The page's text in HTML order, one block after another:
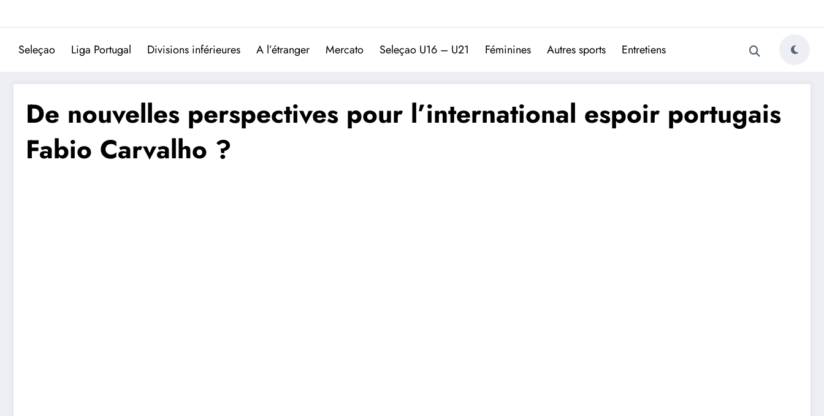
Trivela
L'actualité du football portugais
Seleçao Liga Portugal Divisions inférieures A l’étranger Mercato Seleçao U16 – U21 Féminines Autres sports Entretiens
De nouvelles perspectives pour l’international espoir portugais
Fabio Carvalho ?